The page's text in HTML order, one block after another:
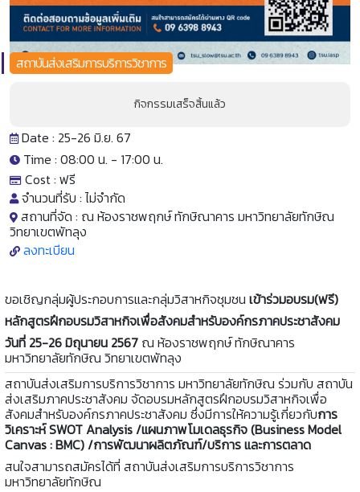
สถาบันส่งเสริมการบริการวิชาการ
กิจกรรมเสร็จสิ้นแล้ว
Date : 25-26 มิ.ย. 67
Time : 08:00 น. - 17:00 น.
Cost : ฟรี
จำนวนที่รับ : ไม่จำกัด
สถานที่จัด : ณ ห้องราชพฤกษ์ ทักษิณาคาร มหาวิทยาลัยทักษิณ
วิทยาเขตพัทลุง
ลงทะเบียน
ขอเชิญกลุ่มผู้ประกอบการและกลุ่มวิสาหกิจชุมชน เข้าร่วมอบรม(ฟรี)
หลักสูตรฝึกอบรมวิสาหกิจเพื่อสังคมสำหรับองค์กรภาคประชาสังคม
วันที่ 25-26 มิถุนายน 2567 ณ ห้องราชพฤกษ์ ทักษิณาคาร
มหาวิทยาลัยทักษิณ วิทยาเขตพัทลุง
สถาบันส่งเสริมการบริการวิชาการ มหาวิทยาลัยทักษิณ ร่วมกับ สถาบัน
ส่งเสริมภาคประชาสังคม จัดอบรมหลักสูตรฝึกอบรมวิสาหกิจเพื่อ
สังคมสำหรับองค์กรภาคประชาสังคม ซึ่งมีการให้ความรู้เกี่ยวกับการ
วิเคราะห์ SWOT Analysis /แผนภาพโมเดลธุรกิจ (Business Model
Canvas : BMC) /การพัฒนาผลิตภัณฑ์/บริการ และการตลาด
สนใจสามารถสมัครได้ที่ สถาบันส่งเสริมการบริการวิชาการ
มหาวิทยาลัยทักษิณ